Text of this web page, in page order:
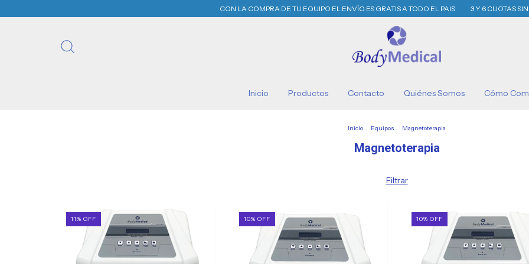
CON LA COMPRA DE TU EQUIPO EL ENVÍO ES GRATIS A TODO EL PAIS 3 Y 6 CUOTAS SIN
Inicio Productos Contacto Quiénes Somos Cómo
Inicio . Equipos . Magnetoterapia
Magnetoterapia
Filtrar
11% OFF 10% OFF 10% OFF